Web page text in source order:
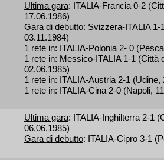
Ultima gara: ITALIA-Francia 0-2
17.06.1986)
Gara di debutto: Svizzera-ITALIA 1-
03.11.1984)
1 rete in: ITALIA-Polonia 2- 0
1 rete in: Messico-ITALIA 1-1 (Città
02.06.1985)
1 rete in: ITALIA-Austria 2-1 (Udine,
1 rete in: ITALIA-Cina 2-0 (Napoli,
Ultima gara: ITALIA-Inghilterra 2-1
06.06.1985)
Gara di debutto: ITALIA-Cipro 3-1